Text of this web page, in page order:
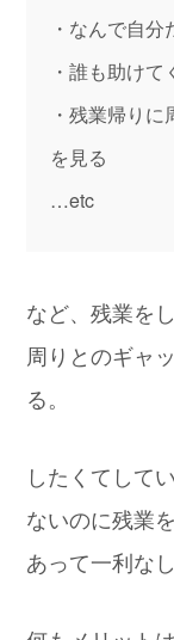
・なんで自
・誰も助け
・残業帰り
を見る
…etc
など、残業を
周りとのギャ
る。
したくてして
ないのに残業
あって一利なし